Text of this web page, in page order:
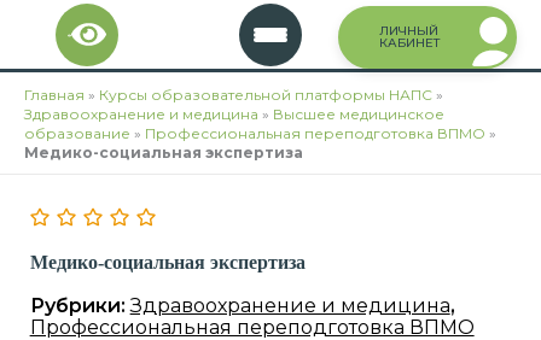
Перейти
содержимому
ЛИЧНЫЙ
КАБИНЕТ
Главная » Курсы образовательной платформы НАПС »
Здравоохранение и медицина » Высшее медицинское
образование » Профессиональная переподготовка ВПМО »
Медико-социальная экспертиза
Медико-социальная экспертиза
Рубрики:Здравоохранение и медицина,
Профессиональная переподготовка ВПМО